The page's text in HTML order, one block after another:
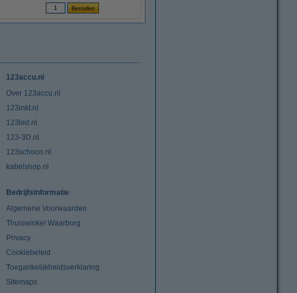
123accu.nl
Over 123accu.nl
123inkt.nl
123led.nl
123-3D.nl
123schoon.nl
kabelshop.nl
Bedrijfsinformatie
Algemene Voorwaarden
Thuiswinkel Waarborg
Privacy
Cookiebeleid
Toegankelijkheidsverklaring
Sitemaps